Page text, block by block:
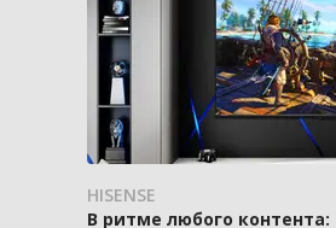
HISENSE
В ритме любого контента: